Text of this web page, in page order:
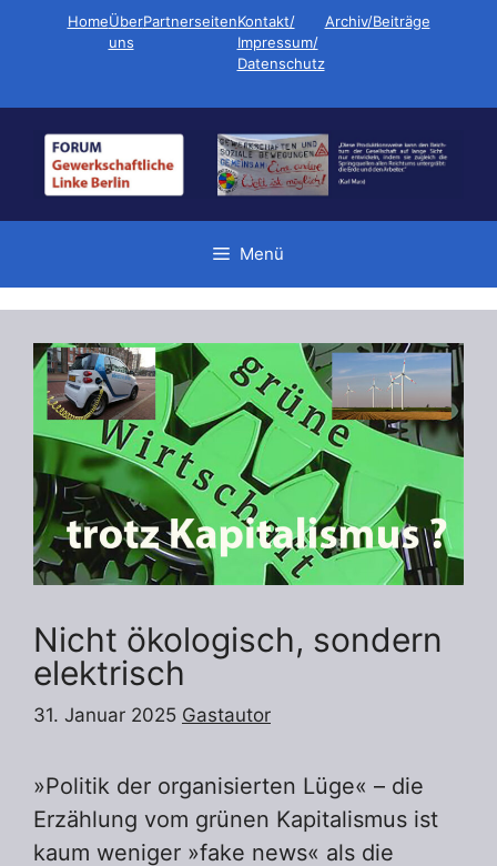
HomeÜber
uns
PartnerseitenKontakt/
Impressum/
Datenschutz
Archiv/Beiträge
Menü
Nicht ökologisch, sondern
elektrisch
31. Januar 2025 Gastautor
»Politik der organisierten Lüge« – die
Erzählung vom grünen Kapitalismus ist
kaum weniger »fake news« als die